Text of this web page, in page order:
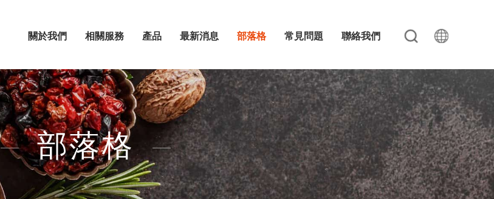
關於我們 相關服務 產品 最新消息 部落格 常見問題 聯絡我們
部落格